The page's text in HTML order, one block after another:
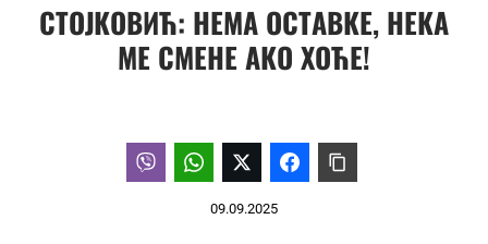
СТОЈКОВИЋ: НЕМА ОСТАВКЕ, НЕКА
МЕ СМЕНЕ АКО ХОЋЕ!
09.09.2025